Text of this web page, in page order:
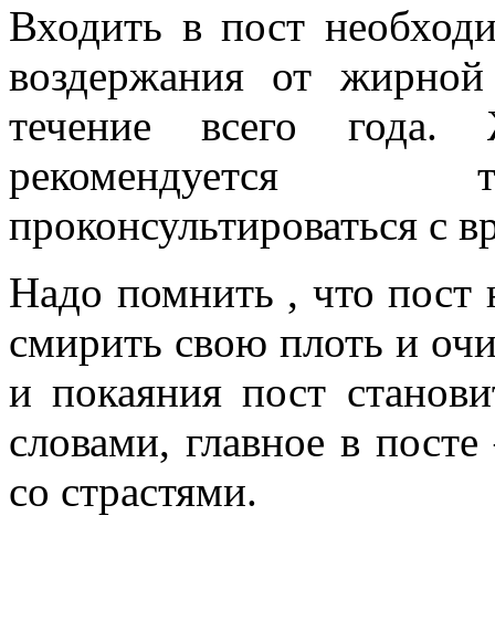
Входить в пост
воздержания от
течение всего года.
рекомендуется
проконсультироваться с
Надо помнить , что пост
смирить свою плоть и
и покаяния пост
словами, главное в
со страстями.